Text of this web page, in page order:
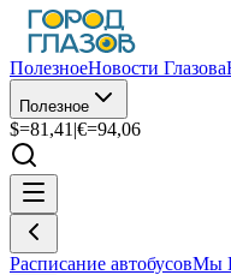
ПолезноеНовости Глазова
Полезное
$=81,41 |€=94,06
Расписание автобусовМы